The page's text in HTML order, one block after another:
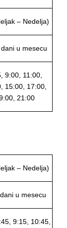
– Nedelja)
u mesecu
9:00, 11:00,
15:00, 17:00,
21:00
– Nedelja)
u mesecu
9:15, 10:45,